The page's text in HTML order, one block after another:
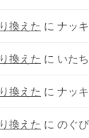
換えた に ナッ
換えた に いたち
換えた に ナッ
換えた に のぐ